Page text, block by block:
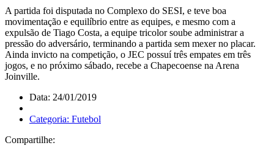
A partida foi disputada no Complexo do SESI, e teve boa
movimentação e equilíbrio entre as equipes, e mesmo com a
expulsão de Tiago Costa, a equipe tricolor soube administrar a
pressão do adversário, terminando a partida sem mexer no placar.
Ainda invicto na competição, o JEC possuí três empates em três
jogos, e no próximo sábado, recebe a Chapecoense na Arena
Joinville.
Data: 24/01/2019
Categoria: Futebol
Compartilhe: